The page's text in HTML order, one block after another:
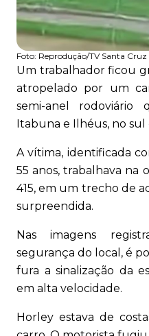
Foto: Reprodução/TV Santa Cruz
Um trabalhador ficou
atropelado por um
semi-anel
Itabuna e Ilhéus, no sul
A vítima, identificada
55 anos, trabalhava na
415, em um trecho de
surpreendida.
Nas imagens
segurança do local, é
fura a sinalização da
em alta velocidade.
Horley estava de